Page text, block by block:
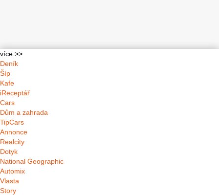
více >>
Deník
Šíp
Kafe
iReceptář
Cars
Dům a zahrada
TipCars
Annonce
Realcity
Dotyk
National Geographic
Automix
Vlasta
Story